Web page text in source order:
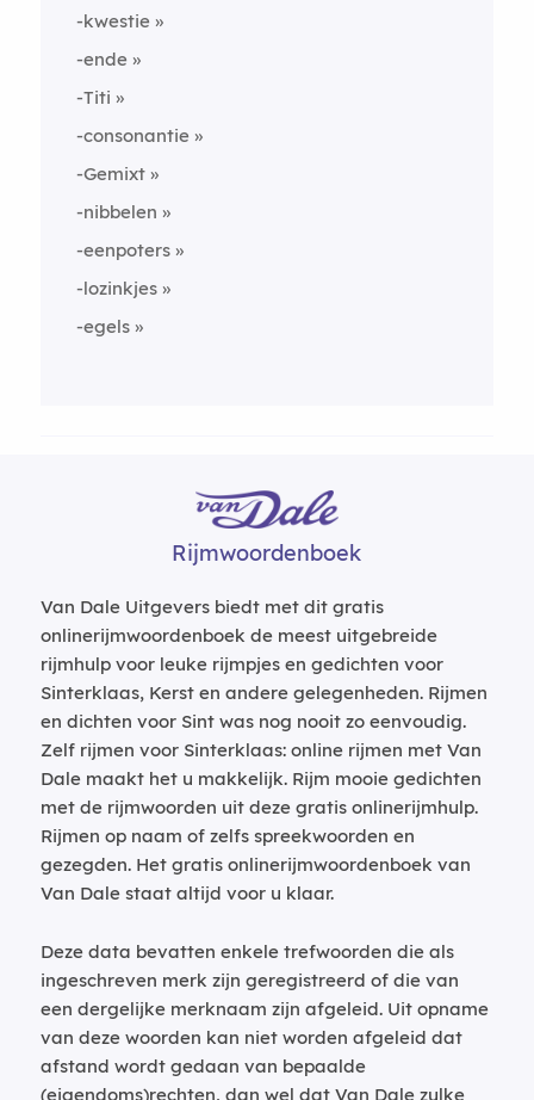
-kwestie
-ende
-Titi
-consonantie
-Gemixt
-nibbelen
-eenpoters
-lozinkjes
-egels
Rijmwoordenboek
Van Dale Uitgevers biedt met dit gratis
onlinerijmwoordenboek de meest uitgebreide
rijmhulp voor leuke rijmpjes en gedichten voor
Sinterklaas, Kerst en andere gelegenheden. Rijmen
en dichten voor Sint was nog nooit zo eenvoudig.
Zelf rijmen voor Sinterklaas: online rijmen met Van
Dale maakt het u makkelijk. Rijm mooie gedichten
met de rijmwoorden uit deze gratis onlinerijmhulp.
Rijmen op naam of zelfs spreekwoorden en
gezegden. Het gratis onlinerijmwoordenboek van
Van Dale staat altijd voor u klaar.
Deze data bevatten enkele trefwoorden die als
ingeschreven merk zijn geregistreerd of die van
een dergelijke merknaam zijn afgeleid. Uit opname
van deze woorden kan niet worden afgeleid dat
afstand wordt gedaan van bepaalde
(eigendoms)rechten, dan wel dat Van Dale zulke